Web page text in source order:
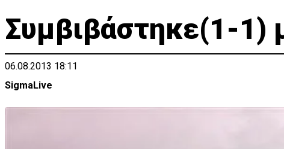
Συμβιβάστηκε(1-1)
06.08.2013 18:11
SigmaLive